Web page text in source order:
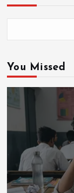
You Missed
AI Education